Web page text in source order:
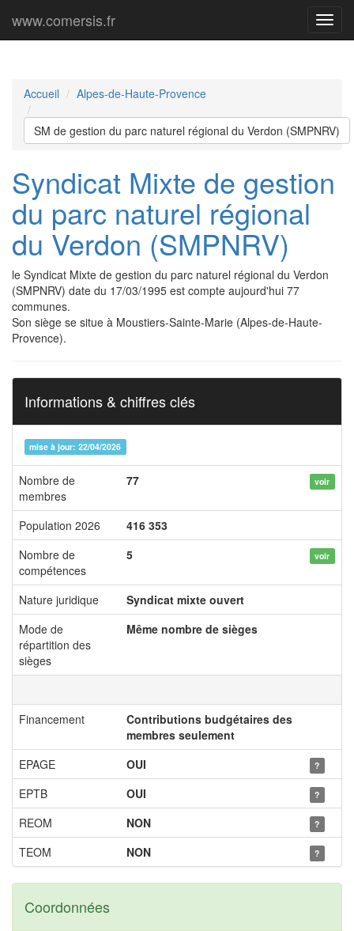
Menu
www.comersis.fr
Accueil Alpes-de-Haute-Provence
SM de gestion du parc naturel régional du Verdon (SMPNRV)
Syndicat Mixte de gestion
du parc naturel régional
du Verdon (SMPNRV)
le Syndicat Mixte de gestion du parc naturel régional du Verdon
(SMPNRV) date du 17/03/1995 est compte aujourd'hui 77
communes.
Son siège se situe à Moustiers-Sainte-Marie (Alpes-de-Haute-
Provence).
Informations & chiffres clés
mise à jour: 22/04/2026
Nombre de
membres
77 voir
Population 2026
416 353
Nombre de
compétences
5 voir
Nature juridique
Syndicat mixte ouvert
Mode de
répartition des
sièges
Même nombre de sièges
Financement
Contributions budgétaires des
membres seulement
EPAGE
OUI ?
EPTB OUI ?
REOM NON ?
TEOM NON ?
Coordonnées